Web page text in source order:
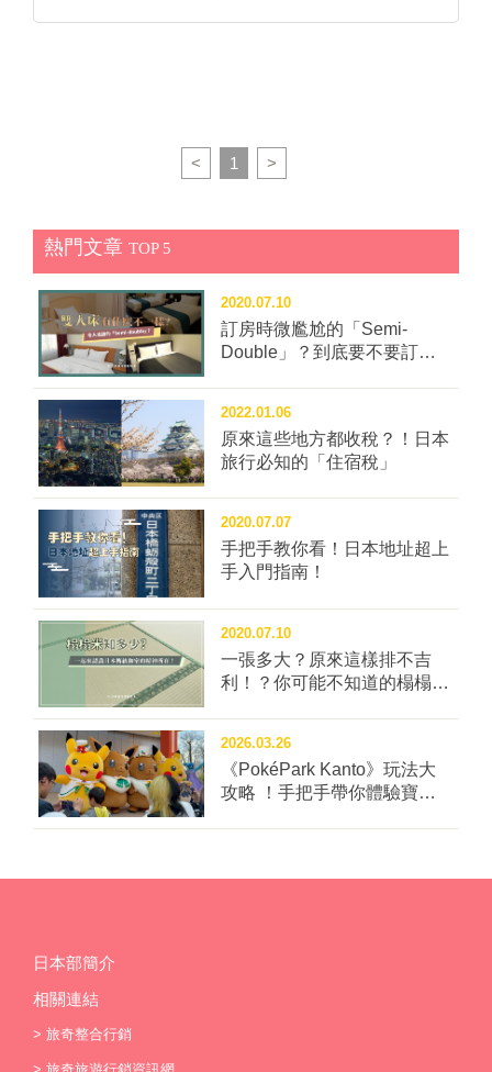
都留郡富士河口湖町大石2525-11 交通： 河口湖站
景！ 純粹拍攝風景之外，如果想幫家人、朋友、男女朋
友拍，也可以試著利用楓葉當前景，掃帚草與富士山作
為後景，襯托出中間的人物哦！ （照片提供｜
@uuu_fish） ▋技巧二 ：調整一下拍攝角度，讓掃帚草
看起來密集一點！ 圓圓的掃帚草其實並不是每顆都緊緊
相依，但如果將拍攝角度放低一點，掃帚草也會看起來
比較密集沒有縫隙，拍起來會有一種無限延伸的紅的感
覺。 （照片提供｜@y9uuuuuu） 相信喜歡日本旅行的
讀者心中都有一個富士夢，覺得一生至少要親眼看到富
士山一次，日本旅行才算完整。 把這些拍攝小技巧存起
來，挑個晴朗涼爽的秋天，朝著富士山河口湖出發
吧！！
被微微染紅，富士山從 LAWSON 後頭害羞露臉，剛放
學的中學生輕巧地從畫面中滑過，三種日本代表性物件
未來去河口湖的讀者不要錯過這個非常平和的點哦🥳
🥳 #景點資訊 地點： 搜尋LAWSON河口湖駅前店就
找得到囉 小技巧： 午後黃昏拍光線更柔和，也有機會
拍到晚霞哦！
< 1 >
熱門文章 TOP 5
2020.07.10
訂房時微尷尬的「Semi-
Double」？到底要不要訂這
2022.01.06
原來這些地方都收稅？！日本
旅行必知的「住宿稅」
2020.07.07
手把手教你看！日本地址超上
手入門指南！
2020.07.10
一張多大？原來這樣排不吉
利！？你可能不知道的榻榻米
2026.03.26
《PokéPark Kanto》玩法大
攻略 ！手把手帶你體驗寶可
日本部簡介
相關連結
> 旅奇整合行銷